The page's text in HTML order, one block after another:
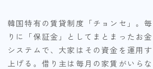
韓国特有の賃貸制度「チョンセ」。
りに「保証金」としてまとまったお
システムで、大家はその資金を運用
上げる。借り主は毎月の家賃がいら